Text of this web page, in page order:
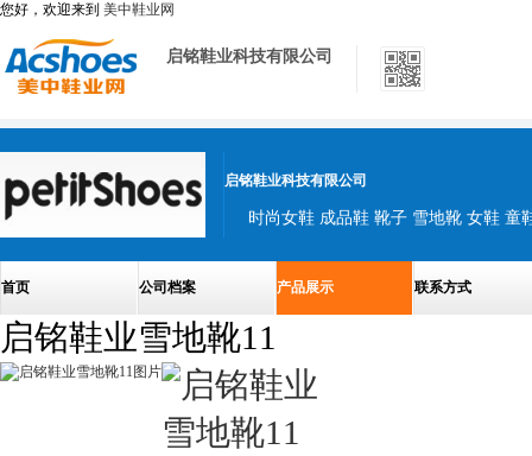
您好，欢迎来到 美中鞋业网
启铭鞋业科技有限公司
启铭鞋业科技有限公司
时尚女鞋 成品鞋 靴子 雪地靴 女鞋 童
首页 公司档案 产品展示 联系方式
启铭鞋业雪地靴11